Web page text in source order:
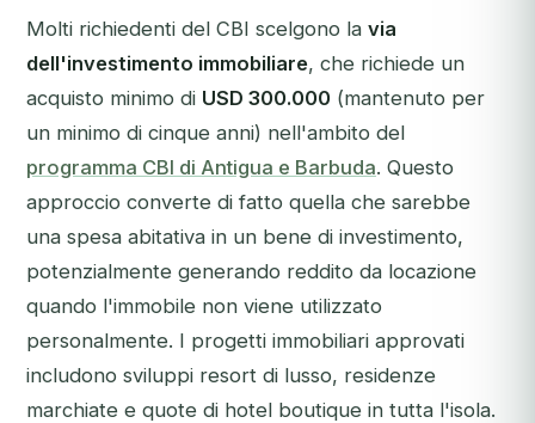
Molti richiedenti del CBI scelgono la via
dell'investimento immobiliare, che richiede un
acquisto minimo di USD 300.000 (mantenuto per
un minimo di cinque anni) nell'ambito del
programma CBI di Antigua e Barbuda. Questo
approccio converte di fatto quella che sarebbe
una spesa abitativa in un bene di investimento,
potenzialmente generando reddito da locazione
quando l'immobile non viene utilizzato
personalmente. I progetti immobiliari approvati
includono sviluppi resort di lusso, residenze
marchiate e quote di hotel boutique in tutta l'isola.